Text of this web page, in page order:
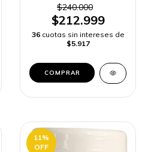
y ENVÍO RÁPIDO
COLOMBIA -
$240.000
$212.999
36 cuotas sin intereses de
$5.917
11%
OFF